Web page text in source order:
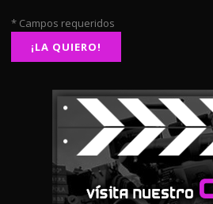
* Campos requeridos